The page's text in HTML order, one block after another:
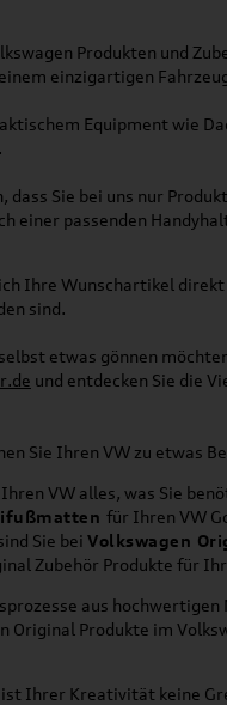
Produkten und
einzigartigen
Equipment wie
Sie bei uns nur
einer passenden
Ihre Wunschartikel
sind.
etwas gönnen
und entdecken Sie die
Sie Ihren VW zu etwas
VW alles, was Sie
für Ihren VW
Sie bei Volkswagen
Zubehör Produkte für
aus
Original Produkte im
ist Ihrer Kreativität keine